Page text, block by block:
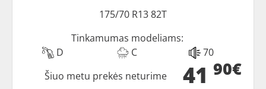
175/70 R13 82T
Tinkamumas modeliams:
D
C 70
41 90€
Šiuo metu prekės neturime